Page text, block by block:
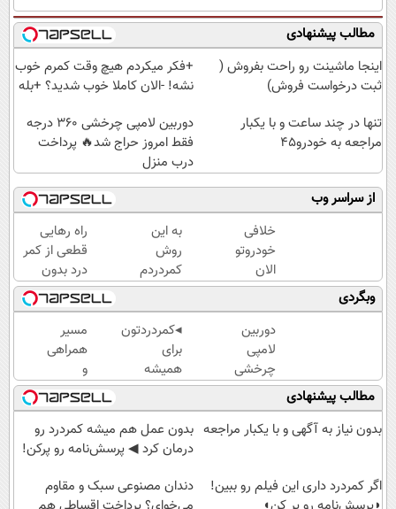
مطالب پیشنهادی
اینجا ماشینت رو راحت بفروش (
ثبت درخواست فروش)
+فکر میکردم هیچ وقت کمرم خوب
نشه! -الان کاملا خوب شدید؟ +بله
تنها در چند ساعت و با یکبار
مراجعه به خودرو45
دوربین لامپی چرخشی 360 درجه
فقط امروز حراج شد🔥 پرداخت
درب منزل
از سراسر وب
خلافی
خودروتو
الان
ببین، با
پلاک و
کد
ملی،
بدون
نیاز به
مراجعه
حضوری
به این
روش
کمردردم
خوب شد.
(پرسشنامه)
راه رهایی
قطعی از کمر
درد بدون
نیاز به دارو
👈🏻
(پرسش‌نامه)
وبگردی
دوربین
لامپی
چرخشی
360
درجه
فقط
شد🔥
◂کمردردتون
برای
همیشه
خوب شد؟
◂بله!
(پرسش‌نامه
رو پر کن)
مسیر
همراهی
و
گزارش
عملکرد
گروه
اسنپ
۱۴۰۴
مطالب پیشنهادی
بدون نیاز به آگهی و با یکبار مراجعه بدون عمل هم میشه کمردرد رو
درمان کرد ◀ پرسش‎‌نامه رو پرکن!
اگر کمردرد داری این فیلم رو ببین!
دندان مصنوعی سبک و مقاوم